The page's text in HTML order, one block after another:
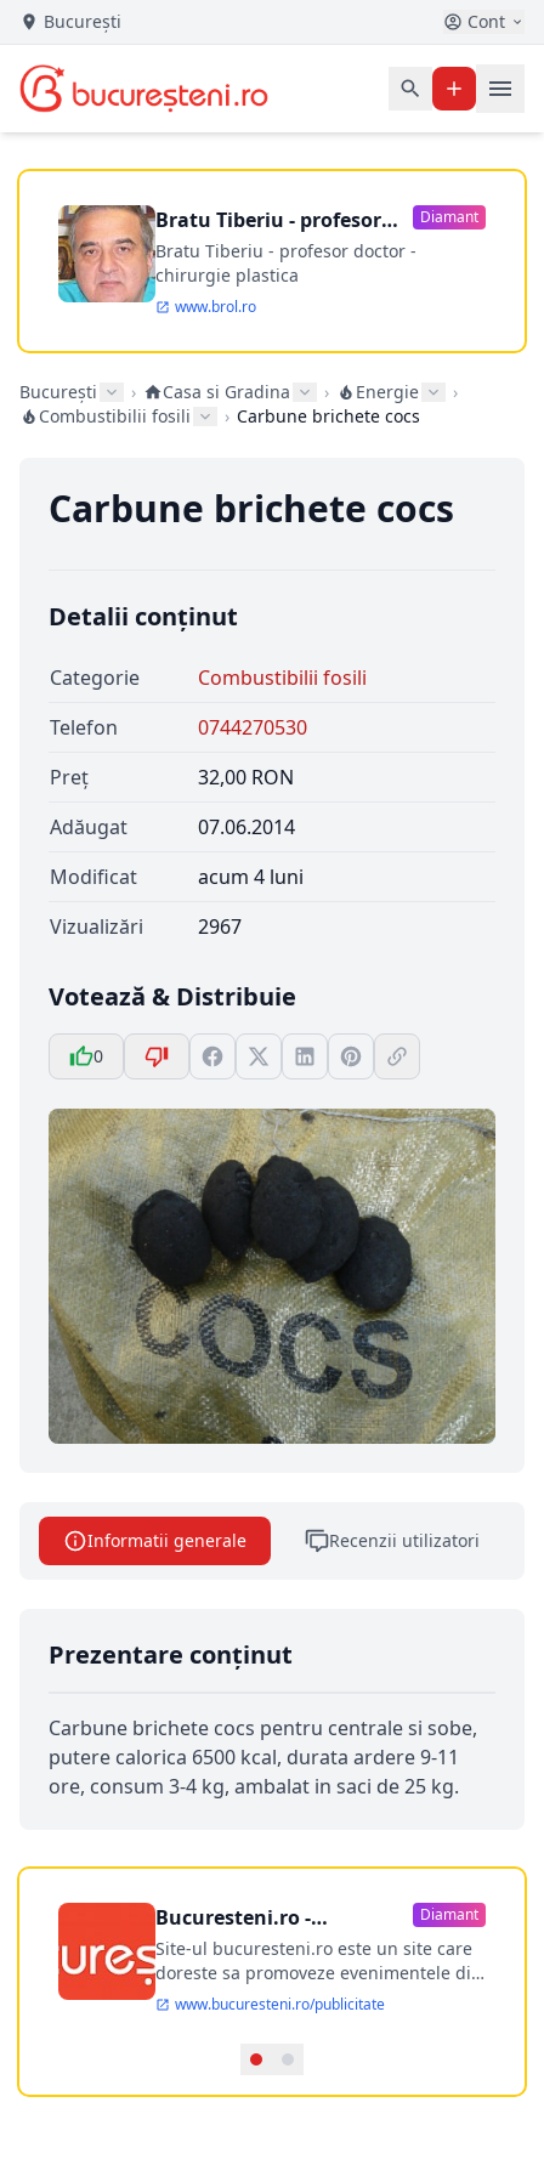
București Cont
Bratu Tiberiu - profesor
doctor
Diamant
Bratu Tiberiu - profesor doctor -
chirurgie plastica
www.brol.ro
București › Casa si Gradina › Energie
›
Combustibilii fosili
› Carbune brichete cocs
Carbune brichete cocs
Detalii conținut
Categorie
Combustibilii fosili
Telefon
0744270530
Preț
32,00 RON
Adăugat
07.06.2014
Modificat
acum 4 luni
Vizualizări
2967
Votează & Distribuie
0
Informatii generale Recenzii utilizatori
Prezentare conținut
Carbune brichete cocs pentru centrale si sobe,
putere calorica 6500 kcal, durata ardere 9-11
ore, consum 3-4 kg, ambalat in saci de 25 kg.
Bucuresteni.ro -
publicitate online
Diamant
Site-ul bucuresteni.ro este un site care
doreste sa promoveze evenimentele din
Bucuresti si nu numai, sa puna la
dispozitia utilizatorului cea mai
Bucuresti-ului, si in acelasi timp sa
ofere posibilitatea firmel...
www.bucuresteni.ro/publicitate